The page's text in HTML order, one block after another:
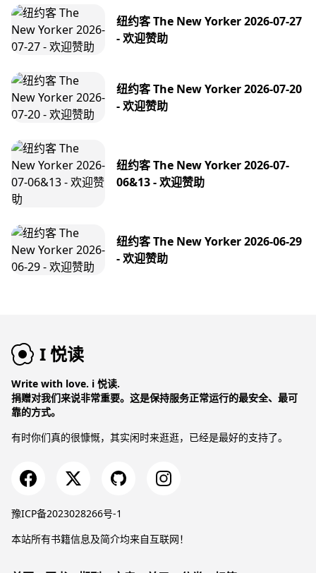
纽约客 The New Yorker 2026-07-27
- 欢迎赞助
纽约客 The New Yorker 2026-07-20
- 欢迎赞助
纽约客 The New Yorker 2026-07-
06&13 - 欢迎赞助
纽约客 The New Yorker 2026-06-29
- 欢迎赞助
I 悦读
Write with love. i 悦读.
捐赠对我们来说非常重要。这是保持服务正常运行的最安全、最可
靠的方式。
有时你们真的很慷慨，其实闲时来逛逛，已经是最好的支持了。
豫ICP备2023028266号-1
本站所有书籍信息及简介均来自互联网！